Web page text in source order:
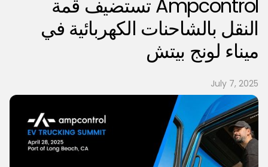
Ampcontrol تستضيف قمة
النقل بالشاحنات الكهربائية في
ميناء لونج بيتش
July 7, 2025